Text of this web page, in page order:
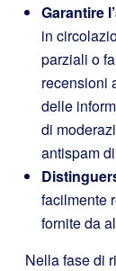
Garantire
in
parziali o
recensioni
delle
di
antispam
facilmente
fornite da
Nella fase di